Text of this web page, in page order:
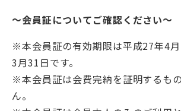
～会員証についてご確認ください～
※本会員証の有効期限は平成27年4
3月31日です。
※本会員証は会費完納を証明するも
ん。